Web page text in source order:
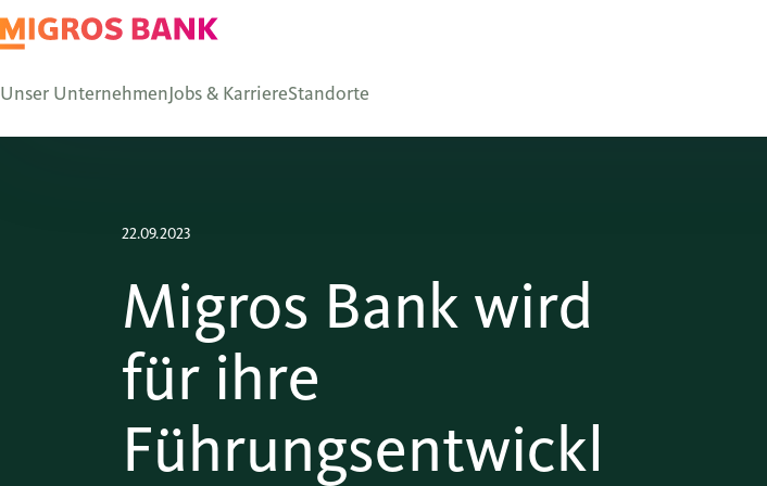
Unser UnternehmenJobs & KarriereStandorte
22.09.2023
Migros Bank wird
für ihre
Führungsentwickl